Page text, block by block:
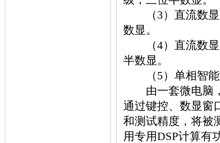
（3）直流数显
数显。
（4）直流数显
半数显。
（5）单相智能
由一套微电脑，
通过键控、数显窗
和测试精度，将被
用专用DSP计算有